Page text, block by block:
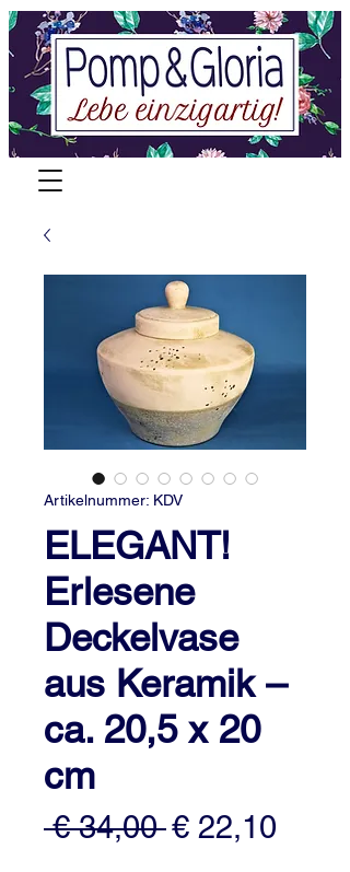
Artikelnummer: KDV
ELEGANT!
Erlesene
Deckelvase
aus Keramik –
ca. 20,5 x 20
cm
€ 34,00 Standardpreis
€ 22,10